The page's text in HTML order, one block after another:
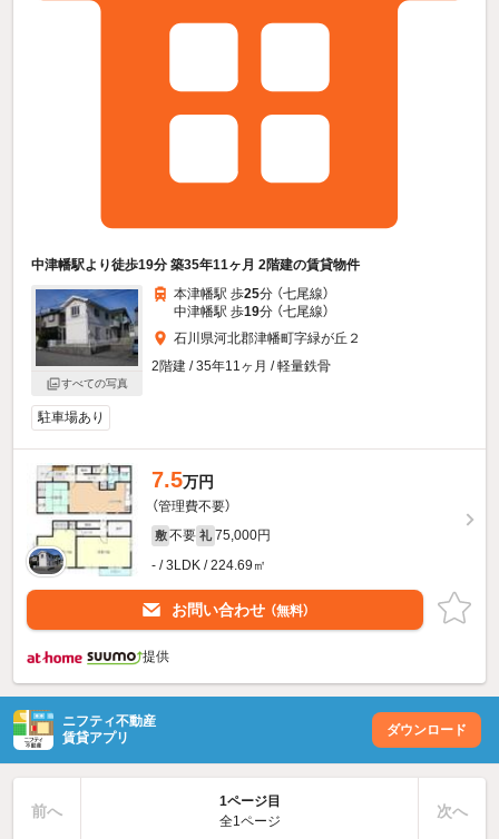
中津幡駅より徒歩19分 築35年11ヶ月 2階建の賃貸物件
すべての写真
本津幡駅 歩25分 （七尾線）
中津幡駅 歩19分 （七尾線）
石川県河北郡津幡町字緑が丘２
2階建 / 35年11ヶ月 / 軽量鉄骨
駐車場あり
7.5万円
（管理費不要）
敷 不要 礼 75,000円
- / 3LDK / 224.69㎡
お問い合わせ （無料）
提供
ニフティ不動産
賃貸アプリ
ダウンロード
前へ
1ページ目
全1ページ
次へ